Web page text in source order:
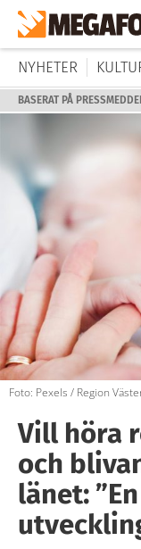
NYHETER
BASERAT PÅ
Foto: Pexels / Region
Vill höra
och
länet: